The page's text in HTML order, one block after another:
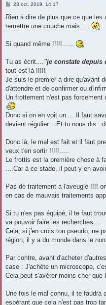
M
s
a
23 oct. 2019, 14:17
Rien à dire de plus que ce que
remettre une couche mais.....
Si quand même.!!!!!......
Tu as écrit.... "je constate depuis
tout est là !!!!!
Je suis le premier à dire qu'avant
d'attendre et de confirmer ou
Un frottement n'est pas forcement
Donc si on en voit un.... Il faut
devient régulier....Et tu nous dis :
Donc là, le mal est fait et il faut
veux t'en sortir !!!!!.....
Le frottis est la première chose à
....Car à ce stade, il peut y en
Pas de traitement à l'aveugle !!!!
en cas de mauvais traitements
Si tu n'es pas équipé, il te faut
va pouvoir faire les recherches....
Cela, si j'en crois ton pseudo, ne
région, il y a du monde dans le
Par contre, avant d'acheter
case : J'achète un microscope,
Cela peut s'avérer moins cher que
Une fois le mal connu, il te faudra
espérant que cela n'est pas trop